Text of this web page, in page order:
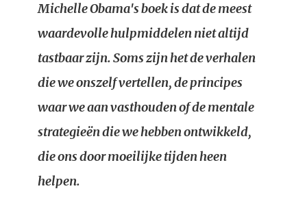
Michelle Obama's boek is dat de meest
waardevolle hulpmiddelen niet altijd
tastbaar zijn. Soms zijn het de verhalen
die we onszelf vertellen, de principes
waar we aan vasthouden of de mentale
strategieën die we hebben ontwikkeld,
die ons door moeilijke tijden heen
helpen.